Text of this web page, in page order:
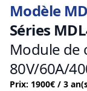
Modèle
Séries
Module de
80V/60A/
Prix: 1900€ / 3